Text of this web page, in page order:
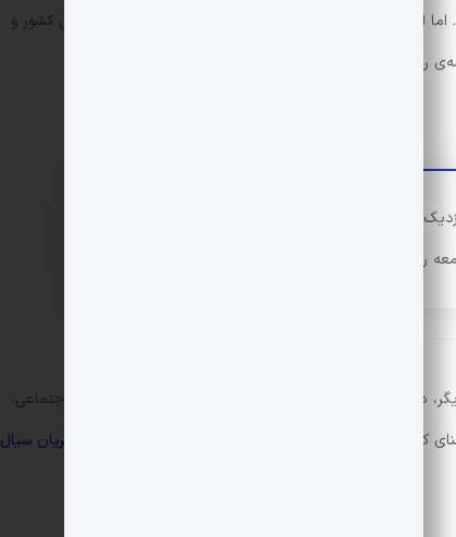
از آن‌جا که در دوران واردات این مهم به ایران، علوم انسانی کشور و
رمان برای چنین مفهومی برگزیده شد.
به واقعیت، از آدمی و عادات و حالات بشری
را در خود تصویر و منعکس کند.
در طول تاریخ انواع مختلفی از این قالب شامل رمان‌های اجتماعی،
واقعیت از نگاه جستجوگرانه)، تاریخی، روان‌کاوانه،
جریان سیال